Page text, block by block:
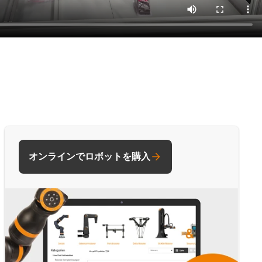
オンラインでロボットを購入